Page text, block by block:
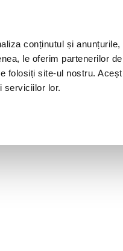
conținutul și
le oferim partenerilor
folosiți site-ul nostru.
serviciilor lor.